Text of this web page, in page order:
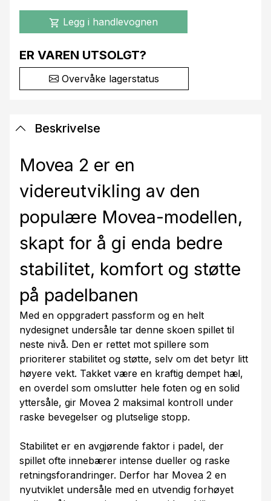
shopping_cart Legg i handlevognen
ER VAREN UTSOLGT?
Overvåke lagerstatus
Beskrivelse
Movea 2 er en
videreutvikling av den
populære Movea-modellen,
skapt for å gi enda bedre
stabilitet, komfort og støtte
på padelbanen
Med en oppgradert passform og en helt
nydesignet undersåle tar denne skoen spillet til
neste nivå. Den er rettet mot spillere som
prioriterer stabilitet og støtte, selv om det betyr litt
høyere vekt. Takket være en kraftig dempet hæl,
en overdel som omslutter hele foten og en solid
yttersåle, gir Movea 2 maksimal kontroll under
raske bevegelser og plutselige stopp.
Stabilitet er en avgjørende faktor i padel, der
spillet ofte innebærer intense dueller og raske
retningsforandringer. Derfor har Movea 2 en
nyutviklet undersåle med en utvendig forhøyet